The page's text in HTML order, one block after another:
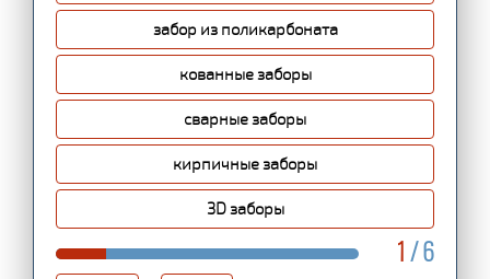
забор из поликарбоната
кованные заборы
сварные заборы
кирпичные заборы
3D заборы
1 / 6